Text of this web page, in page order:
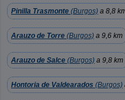
Pinilla Trasmonte (Burgos) a 8,8
Arauzo de Torre (Burgos) a 9,6 km
Arauzo de Salce (Burgos) a 9,8 km
Hontoria de Valdearados (Burgos)